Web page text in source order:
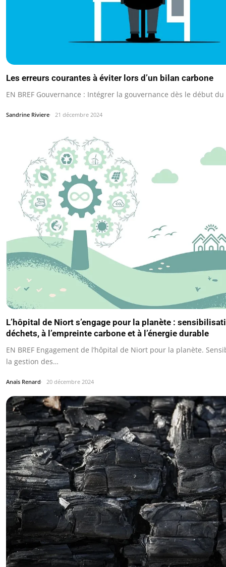
Les erreurs courantes à éviter lors d’un bilan carbone
EN BREF Gouvernance : Intégrer la gouvernance dès le début
Sandrine Riviere 21 décembre 2024
L’hôpital de Niort s’engage pour la planète :
déchets, à l’empreinte carbone et à l’énergie durable
EN BREF Engagement de l’hôpital de Niort pour la planète.
la gestion des…
Anaïs Renard 20 décembre 2024